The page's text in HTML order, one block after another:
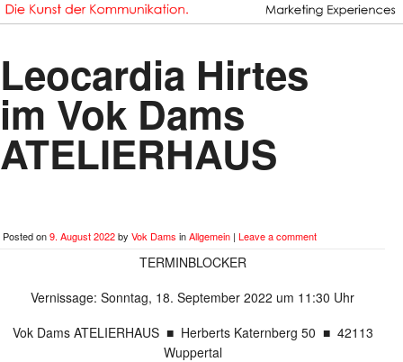
Leocardia Hirtes
im Vok Dams
ATELIERHAUS
Posted on9. August 2022by Vok Dams inAllgemein | Leave a comment
TERMINBLOCKER
Vernissage: Sonntag, 18. September 2022 um 11:30 Uhr
Vok Dams ATELIERHAUS ■ Herberts Katernberg 50 ■ 42113
Wuppertal